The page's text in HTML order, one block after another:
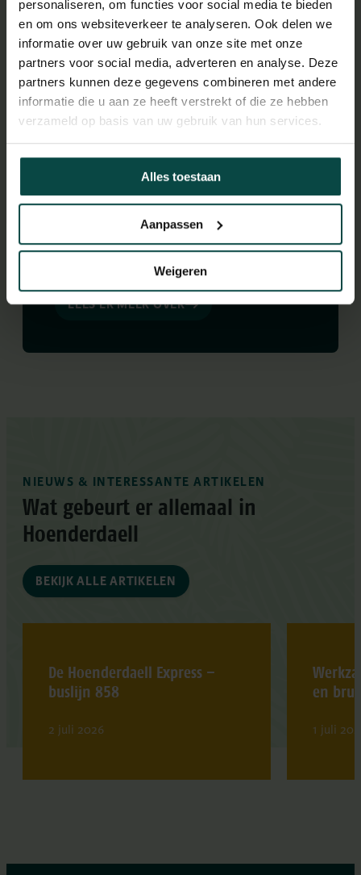
personaliseren, om functies voor social media te bieden
en om ons websiteverkeer te analyseren. Ook delen we
informatie over uw gebruik van onze site met onze
partners voor social media, adverteren en analyse. Deze
partners kunnen deze gegevens combineren met andere
informatie die u aan ze heeft verstrekt of die ze hebben
verzameld op basis van uw gebruik van hun services.
Alles toestaan
Aanpassen
Weigeren
SOS DOLFIJN & STICHTING LEEUW
Leer meer over de dieren in
de dierenopvang
Het park biedt ruimte voor dieren die gered zijn
uit slechte leefomstandigheden. Op het park zijn
ook twee stichtingen gevestigd die hulp bieden
LEES ER MEER OVER
NIEUWS & INTERESSANTE ARTIKELEN
Wat gebeurt er allemaal in
Hoenderdaell
BEKIJK ALLE ARTIKELEN
De Hoenderdaell Express –
buslijn 858
2 juli 2026
en
1 juli